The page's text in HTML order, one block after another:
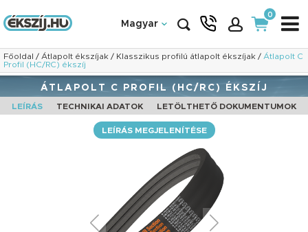
Magyar
0
Főoldal / Átlapolt ékszíjak / Klasszikus profilú átlapolt ékszíjak / Átlapolt C
Profil (HC/RC) ékszíj
ÁTLAPOLT C PROFIL (HC/RC) ÉKSZÍJ
LEÍRÁS TECHNIKAI ADATOK LETÖLTHETŐ DOKUMENTUMOK
LEÍRÁS MEGJELENÍTÉSE